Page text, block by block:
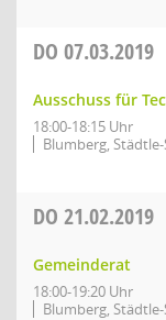
DO 07.03.2019
Ausschuss für
18:00-18:15 Uhr
Blumberg,
DO 21.02.2019
Gemeinderat
18:00-19:20 Uhr
Blumberg,